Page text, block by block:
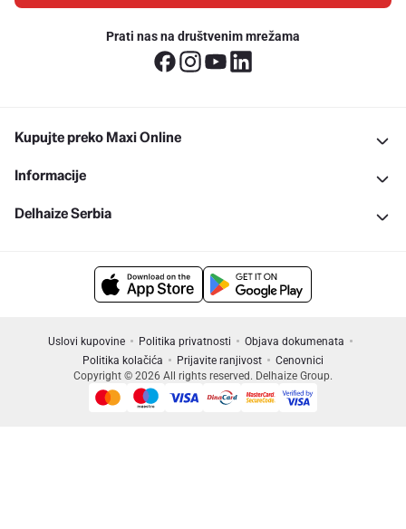
Prati nas na društvenim mrežama
Kupujte preko Maxi Online
Informacije
Delhaize Serbia
Uslovi kupovine Politika privatnosti
Objava dokumenata
Politika kolačića
Prijavite ranjivost
Cenovnici
Copyright © 2026 All rights reserved. Delhaize Group.